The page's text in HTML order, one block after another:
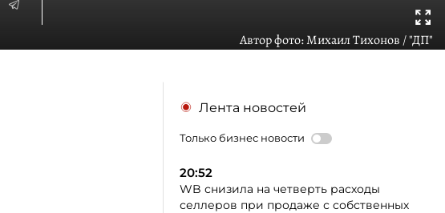
Автор фото:Михаил Тихонов / "ДП"
Лента новостей
Только бизнес новости
20:52
WB снизила на четверть расходы
селлеров при продаже с собственных